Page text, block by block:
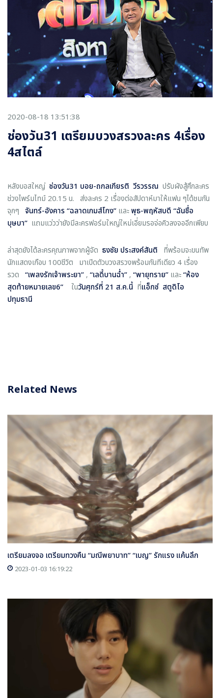
2020-08-18 13:51:38
ช่องวัน31 เตรียมบวงสรวงละคร 4เรื่อง
4สไตล์
หลังบอสใหญ่ ช่องวัน31 บอย-ถกลเกียรติ วีรวรรณ ปรับผังสู้ศึกละคร
ช่วงไพร์มไทม์ 20.15 น. ส่งละคร 2 เรื่องต่อสัปดาห์มาให้แฟน ๆได้ชมกัน
จุกๆ จันทร์-อังคาร “ฉลาดเกมส์โกง” และพุธ-พฤหัสบดี “ฉันชื่อ
บุษบา” แถมแว่วว่ายังมีละครฟอร์มใหญ่ใหม่เอี่ยมรอจ่อคิวลงจออีกเพียบ
ล่าสุดยังได้ละครคุณภาพจากผู้จัด ธงชัย ประสงค์สันติ ที่พร้อมจะขนทัพ
นักแสดงเกือบ 100ชีวิต มาเปิดตัวบวงสรวงพร้อมกันทีเดียว 4 เรื่อง
รวด “เพลงรักเจ้าพระยา”, “เลดี้บานฉ่ำ”, “พายุทราย” และ“ห้อง
สุดท้ายหมายเลข6” ในวันศุกร์ที่ 21 ส.ค.นี้ ที่แอ็กซ์ สตูดิโอ
ปทุมธานี
Related News
เตรียมลงจอ เตรียมทวงคืน “มณีพยาบาท” “เบญ” รักแรง แค้นลึก
2023-01-03 16:19:22